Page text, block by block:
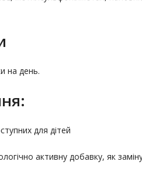
на день.
для дітей
активну добавку, як